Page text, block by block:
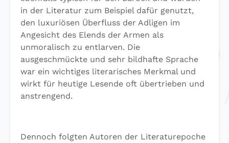
in der Literatur zum Beispiel dafür genutzt,
den luxuriösen Überfluss der Adligen im
Angesicht des Elends der Armen als
unmoralisch zu entlarven. Die
ausgeschmückte und sehr bildhafte Sprache
war ein wichtiges literarisches Merkmal und
wirkt für heutige Lesende oft übertrieben und
anstrengend.
Dennoch folgten Autoren der Literaturepoche